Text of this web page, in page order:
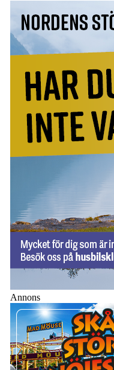
Annons